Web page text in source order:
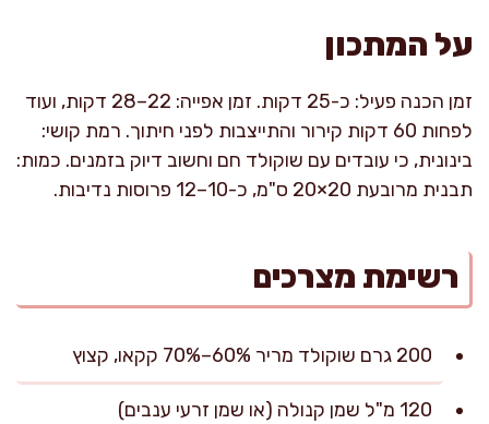
על המתכון
זמן הכנה פעיל: כ-25 דקות. זמן אפייה: 22–28 דקות, ועוד
לפחות 60 דקות קירור והתייצבות לפני חיתוך. רמת קושי:
בינונית, כי עובדים עם שוקולד חם וחשוב דיוק בזמנים. כמות:
תבנית מרובעת 20×20 ס"מ, כ-10–12 פרוסות נדיבות.
רשימת מצרכים
200 גרם שוקולד מריר 60%–70% קקאו, קצוץ
120 מ"ל שמן קנולה (או שמן זרעי ענבים)